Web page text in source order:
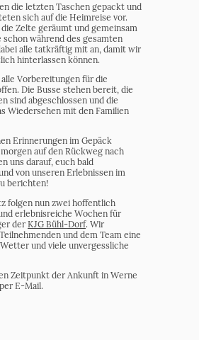
die letzten Taschen gepackt und
sich auf die Heimreise vor.
Zelte geräumt und gemeinsam
schon während des gesamten
alle tatkräftig mit an, damit wir
hinterlassen können.
Vorbereitungen für die
Die Busse stehen bereit, die
sind abgeschlossen und die
Wiedersehen mit den Familien
Erinnerungen im Gepäck
auf den Rückweg nach
uns darauf, euch bald
von unseren Erlebnissen im
berichten!
folgen nun zwei hoffentlich
erlebnisreiche Wochen für
derKJG Bühl-Dorf. Wir
und dem Team eine
und viele unvergessliche
Zeitpunkt der Ankunft in Werne
E-Mail.